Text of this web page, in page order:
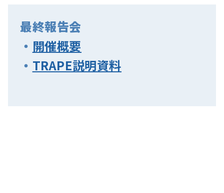
最終報告会
・ 開催概要
・ TRAPE説明資料